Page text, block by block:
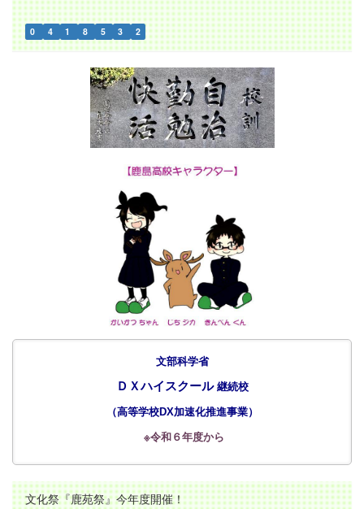
0 4 1 8 5 3 2
文部科学省
ＤＸハイスクール 継続校
（高等学校DX加速化推進事業）
※令和６年度から
文化祭『鹿苑祭』今年度開催！